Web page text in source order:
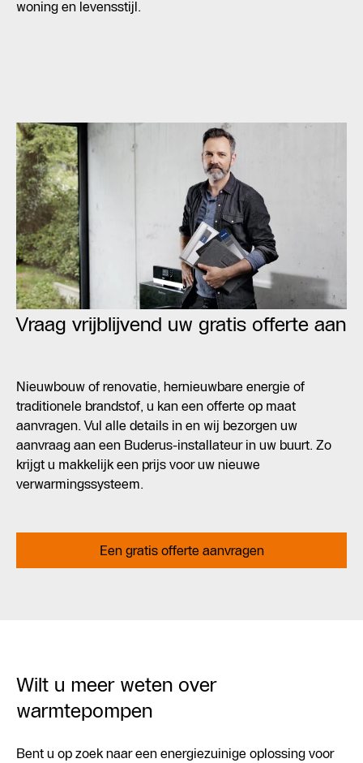
woning en levensstijl.
Vraag vrijblijvend uw gratis offerte aan
Nieuwbouw of renovatie, hernieuwbare energie of
traditionele brandstof, u kan een offerte op maat
aanvragen. Vul alle details in en wij bezorgen uw
aanvraag aan een Buderus-installateur in uw buurt. Zo
krijgt u makkelijk een prijs voor uw nieuwe
verwarmingssysteem.
Een gratis offerte aanvragen
Wilt u meer weten over
warmtepompen
Bent u op zoek naar een energiezuinige oplossing voor